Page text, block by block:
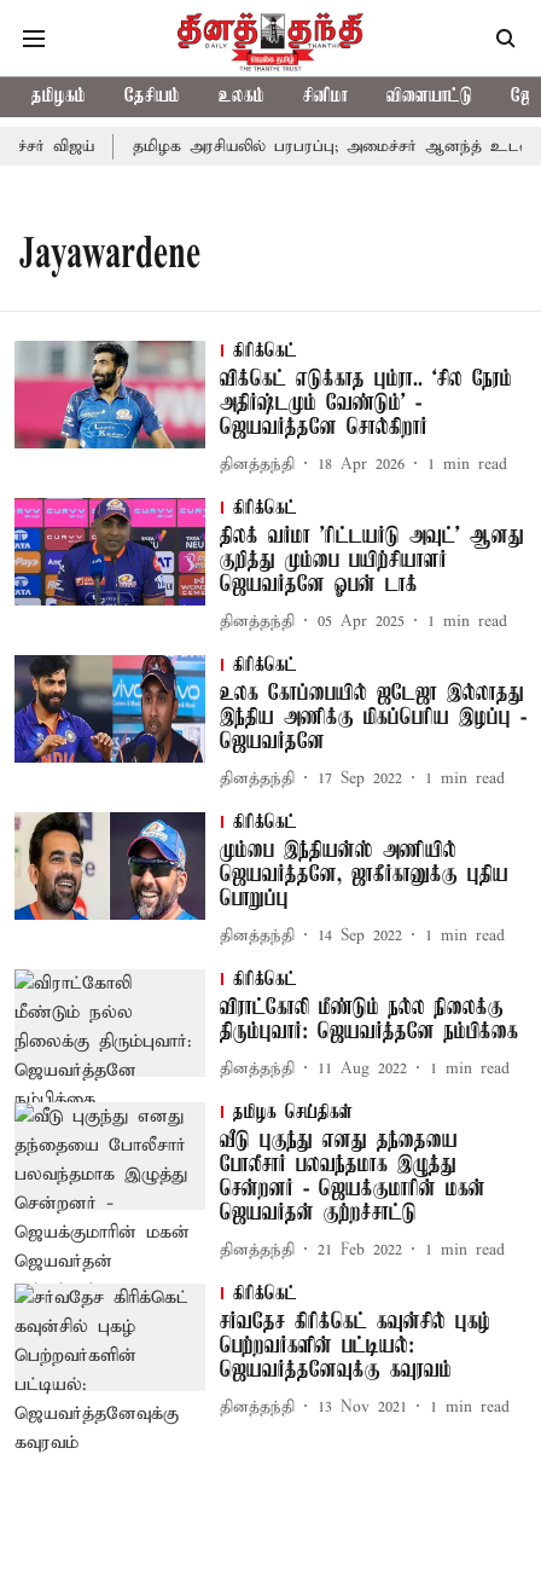
தமிழகம் தேசியம் உலகம் சினிமா விளையாட்டு
விஜய் தமிழக அரசியலில் பரபரப்பு; அமைச்சர் ஆனந்த் உடன்
Jayawardene
கிரிக்கெட்
விக்கெட் எடுக்காத பும்ரா.. ‘சில நேரம்
அதிர்ஷ்டமும் வேண்டும்’ -
ஜெயவர்த்தனே சொல்கிறார்
தினத்தந்தி 18 Apr 2026 1 min read
கிரிக்கெட்
திலக் வர்மா 'ரிட்டயர்டு அவுட்' ஆனது
குறித்து மும்பை பயிற்சியாளர்
ஜெயவர்தனே ஓபன் டாக்
தினத்தந்தி 05 Apr 2025 1 min read
கிரிக்கெட்
உலக கோப்பையில் ஜடேஜா இல்லாதது
இந்திய அணிக்கு மிகப்பெரிய இழப்பு -
ஜெயவர்தனே
தினத்தந்தி 17 Sep 2022 1 min read
கிரிக்கெட்
மும்பை இந்தியன்ஸ் அணியில்
ஜெயவர்த்தனே, ஜாகீர்கானுக்கு புதிய
பொறுப்பு
தினத்தந்தி 14 Sep 2022 1 min read
கிரிக்கெட்
விராட்கோலி மீண்டும் நல்ல நிலைக்கு
திரும்புவார்: ஜெயவர்த்தனே நம்பிக்கை
தினத்தந்தி 11 Aug 2022 1 min read
தமிழக செய்திகள்
வீடு புகுந்து எனது தந்தையை
போலீசார் பலவந்தமாக இழுத்து
சென்றனர் - ஜெயக்குமாரின் மகன்
ஜெயவர்தன் குற்றச்சாட்டு
தினத்தந்தி 21 Feb 2022 1 min read
கிரிக்கெட்
சர்வதேச கிரிக்கெட் கவுன்சில் புகழ்
பெற்றவர்களின் பட்டியல்:
ஜெயவர்த்தனேவுக்கு கவுரவம்
தினத்தந்தி 13 Nov 2021 1 min read